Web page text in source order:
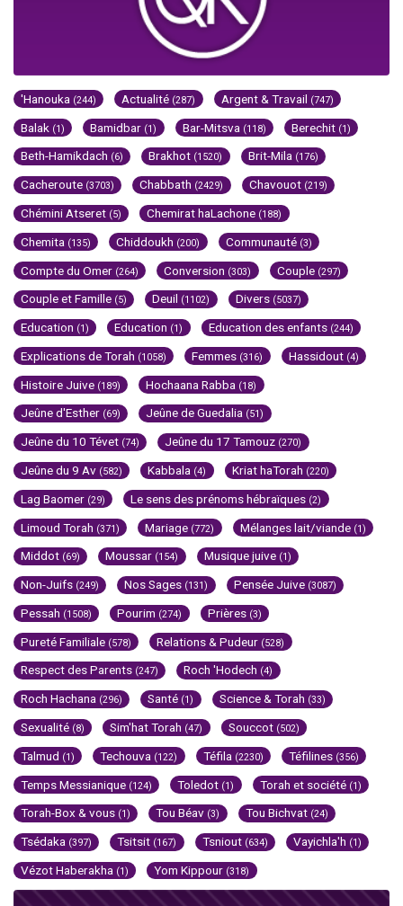
'Hanouka (244) Actualité (287) Argent & Travail (747)
Balak (1) Bamidbar (1) Bar-Mitsva (118) Berechit (1)
Beth-Hamikdach (6) Brakhot (1520) Brit-Mila (176)
Cacheroute (3703) Chabbath (2429) Chavouot (219)
Chémini Atseret (5) Chemirat haLachone (188)
Chemita (135) Chiddoukh (200) Communauté (3)
Compte du Omer (264) Conversion (303) Couple (297)
Couple et Famille (5) Deuil (1102) Divers (5037)
Education (1) Education (1) Education des enfants (244)
Explications de Torah (1058) Femmes (316) Hassidout (4)
Histoire Juive (189) Hochaana Rabba (18)
Jeûne d'Esther (69) Jeûne de Guedalia (51)
Jeûne du 10 Tévet (74) Jeûne du 17 Tamouz (270)
Jeûne du 9 Av (582) Kabbala (4) Kriat haTorah (220)
Lag Baomer (29) Le sens des prénoms hébraïques (2)
Limoud Torah (371) Mariage (772) Mélanges lait/viande (1)
Middot (69) Moussar (154) Musique juive (1)
Non-Juifs (249) Nos Sages (131) Pensée Juive (3087)
Pessah (1508) Pourim (274) Prières (3)
Pureté Familiale (578) Relations & Pudeur (528)
Respect des Parents (247) Roch 'Hodech (4)
Roch Hachana (296) Santé (1) Science & Torah (33)
Sexualité (8) Sim'hat Torah (47) Souccot (502)
Talmud (1) Techouva (122) Téfila (2230) Téfilines (356)
Temps Messianique (124) Toledot (1) Torah et société (1)
Torah-Box & vous (1) Tou Béav (3) Tou Bichvat (24)
Tsédaka (397) Tsitsit (167) Tsniout (634) Vayichla'h (1)
Vézot Haberakha (1) Yom Kippour (318)